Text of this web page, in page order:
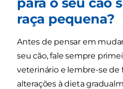
raça pequena?
Antes de pensar em
seu cão, fale sempre
veterinário e lembre-se de
alterações à dieta